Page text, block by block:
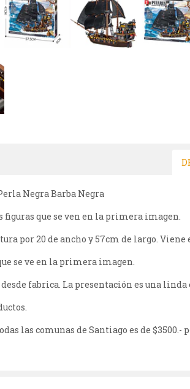
Negra Barba Negra
figuras que se ven en la primera imagen.
por 20 de ancho y 57cm de largo. Viene
se ve en la primera imagen.
fabrica. La presentación es una
las comunas de Santiago es de